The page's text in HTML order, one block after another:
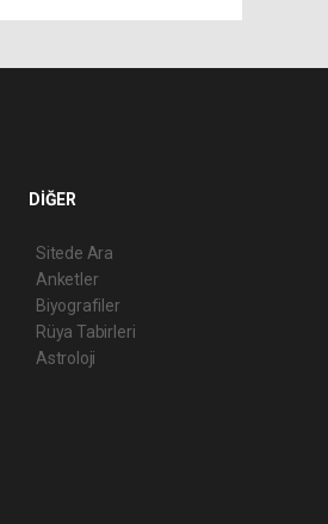
DİĞER
Sitede Ara
Anketler
Biyografiler
Rüya Tabirleri
Astroloji